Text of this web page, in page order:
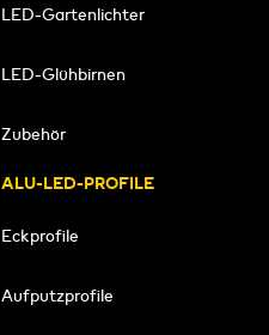
LED-Gartenlichter
LED-Glühbirnen
Zubehör
ALU-LED-PROFILE
Eckprofile
Aufputzprofile